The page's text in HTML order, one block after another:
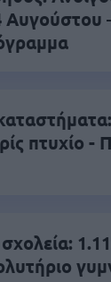
Αυγούστου
πτυχίο -